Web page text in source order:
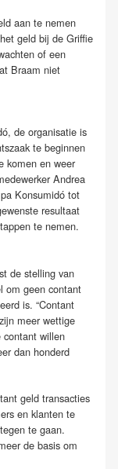
aan te nemen
geld bij de Griffie
of een
Braam niet
de organisatie is
te beginnen
komen en weer
Andrea
Konsumidó tot
resultaat
te nemen.
de stelling van
om geen contant
is. “Contant
meer wettige
contant willen
dan honderd
geld transacties
en klanten te
te gaan.
de basis om